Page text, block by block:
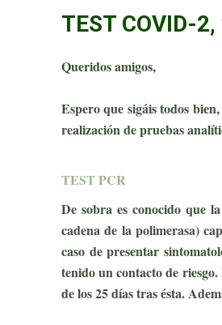
TEST COVID-
Queridos amigos,
Espero que sigáis todos
realización de pruebas
TEST PCR
De sobra es conocido que
cadena de la polimerasa)
caso de presentar
tenido un contacto de
de los 25 días tras ésta.